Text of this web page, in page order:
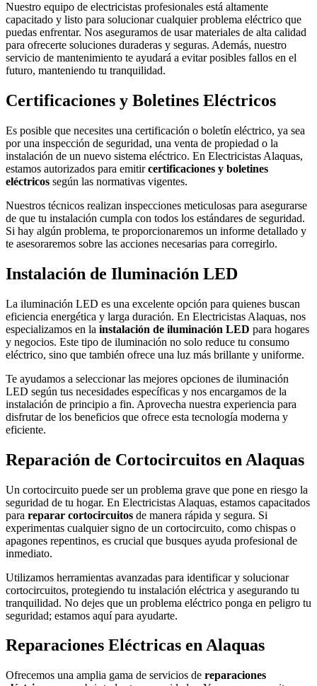
Nuestro equipo de electricistas profesionales está altamente
capacitado y listo para solucionar cualquier problema eléctrico que
puedas enfrentar. Nos aseguramos de usar materiales de alta calidad
para ofrecerte soluciones duraderas y seguras. Además, nuestro
servicio de mantenimiento te ayudará a evitar posibles fallos en el
futuro, manteniendo tu tranquilidad.
Certificaciones y Boletines Eléctricos
Es posible que necesites una certificación o boletín eléctrico, ya sea
por una inspección de seguridad, una venta de propiedad o la
instalación de un nuevo sistema eléctrico. En Electricistas Alaquas,
estamos autorizados para emitircertificaciones y boletines
eléctricos según las normativas vigentes.
Nuestros técnicos realizan inspecciones meticulosas para asegurarse
de que tu instalación cumpla con todos los estándares de seguridad.
Si hay algún problema, te proporcionaremos un informe detallado y
te asesoraremos sobre las acciones necesarias para corregirlo.
Instalación de Iluminación LED
La iluminación LED es una excelente opción para quienes buscan
eficiencia energética y larga duración. En Electricistas Alaquas, nos
especializamos en la instalación de iluminación LED para hogares
y negocios. Este tipo de iluminación no solo reduce tu consumo
eléctrico, sino que también ofrece una luz más brillante y uniforme.
Te ayudamos a seleccionar las mejores opciones de iluminación
LED según tus necesidades específicas y nos encargamos de la
instalación de principio a fin. Aprovecha nuestra experiencia para
disfrutar de los beneficios que ofrece esta tecnología moderna y
eficiente.
Reparación de Cortocircuitos en Alaquas
Un cortocircuito puede ser un problema grave que pone en riesgo la
seguridad de tu hogar. En Electricistas Alaquas, estamos capacitados
para reparar cortocircuitos de manera rápida y segura. Si
experimentas cualquier signo de un cortocircuito, como chispas o
apagones repentinos, es crucial que busques ayuda profesional de
inmediato.
Utilizamos herramientas avanzadas para identificar y solucionar
cortocircuitos, protegiendo tu instalación eléctrica y asegurando tu
tranquilidad. No dejes que un problema eléctrico ponga en peligro tu
seguridad; estamos aquí para ayudarte.
Reparaciones Eléctricas en Alaquas
Ofrecemos una amplia gama de servicios de reparaciones